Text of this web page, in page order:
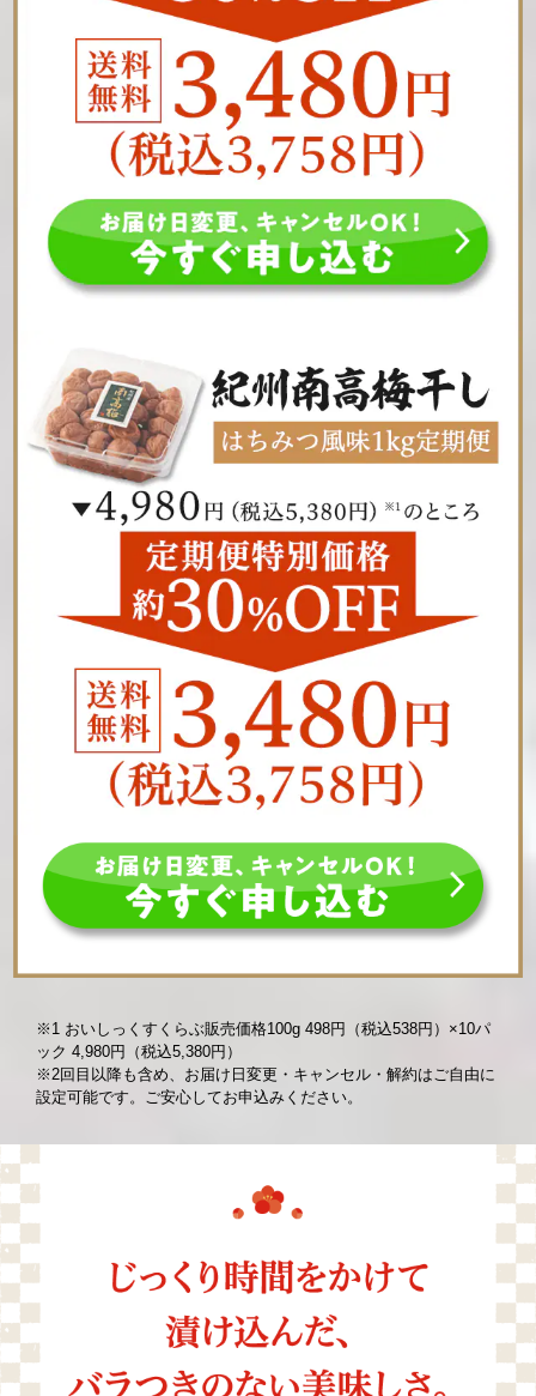
※1 おいしっくすくらぶ販売価格100g 498円（税込538円）×10パ
ック 4,980円（税込5,380円）
※2回目以降も含め、お届け日変更・キャンセル・解約はご自由に
設定可能です。ご安心してお申込みください。